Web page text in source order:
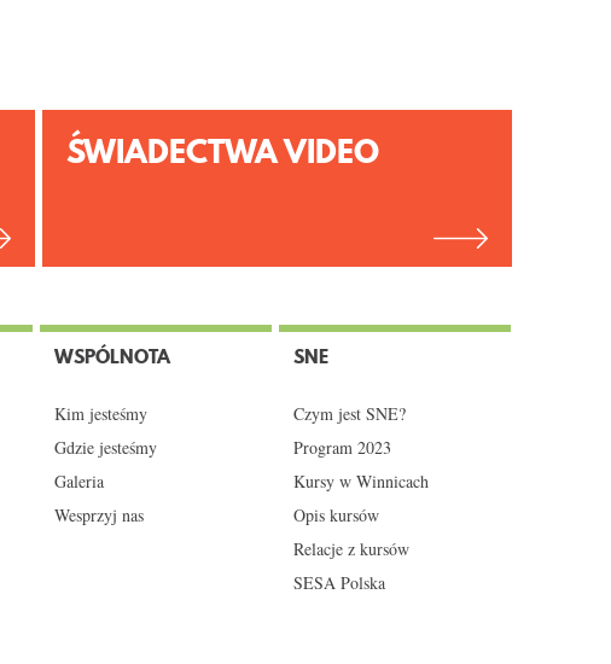
ŚWIADECTWA VIDEO
WSPÓLNOTA
Kim jesteśmy
Gdzie jesteśmy
Galeria
Wesprzyj nas
SNE
Czym jest SNE?
Program 2023
Kursy w Winnicach
Opis kursów
Relacje z kursów
SESA Polska